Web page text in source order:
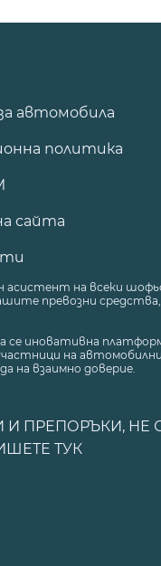
автомобила
политика
сайта
асистент на всеки
превозни средства,
се иновативна
на
на взаимно доверие.
ПРЕПОРЪКИ, НЕ
ТУК